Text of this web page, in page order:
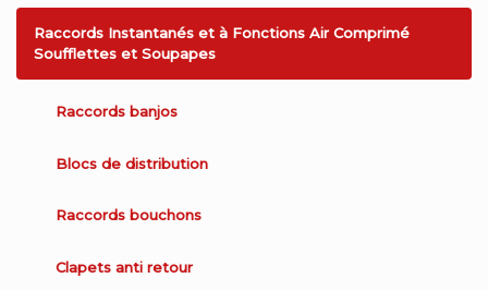
Raccords Instantanés et à Fonctions Air Comprimé
Soufflettes et Soupapes
Raccords banjos
Blocs de distribution
Raccords bouchons
Clapets anti retour